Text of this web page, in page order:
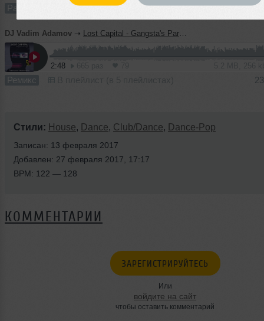
Радио-шоу В плейлист (в 3 плейлистах)
DJ Vadim Adamov ➝ Lost Capital - Gangsta's Paradise (Vadim Adamov & Hardphol Remix)
2:48
Ремикс
Стили: House, Dance, Club/Dance, Dance-Pop
Записан: 13 февраля 2017
Добавлен: 27 февраля 2017, 17:17
BPM: 122 — 128
КОММЕНТАРИИ
ЗАРЕГИСТРИРУЙТЕСЬ
Или
войдите на сайт
чтобы оставить комментарий